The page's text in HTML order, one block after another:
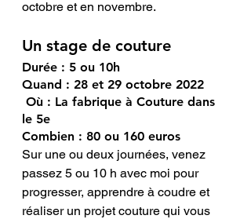
octobre et en novembre.
Un stage de couture
Durée : 5 ou 10h
Quand : 28 et 29 octobre 2022
le 5e
Combien : 80 ou 160 euros
Sur une ou deux journées, venez
passez 5 ou 10 h avec moi pour
progresser, apprendre à coudre et
réaliser un projet couture qui vous